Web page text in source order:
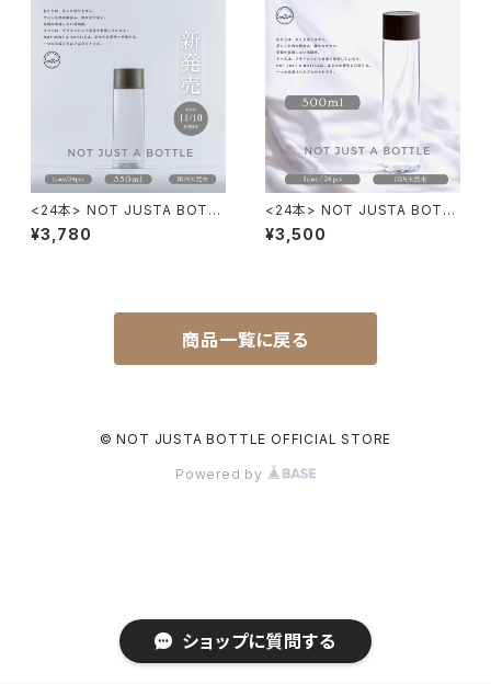
ショップに質問する
<24本> NOT JUSTA BOTT
LE 350ml 24本入り 送料込み
※離島・沖縄除く
¥3,780
<24本> NOT JUSTA BOTT
LE 500ml 24本入り 送料込み
※離島・沖縄除く
¥3,500
商品一覧に戻る
© NOT JUSTA BOTTLE OFFICIAL STORE
Powered by